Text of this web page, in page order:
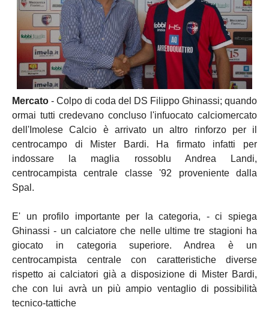
Mercato - Colpo di coda del DS Filippo Ghinassi; quando
ormai tutti credevano concluso l'infuocato calciomercato
dell'Imolese Calcio è arrivato un altro rinforzo per il
centrocampo di Mister Bardi. Ha firmato infatti per
indossare la maglia rossoblu Andrea Landi,
centrocampista centrale classe '92 proveniente dalla
Spal.
E' un profilo importante per la categoria, - ci spiega
Ghinassi - un calciatore che nelle ultime tre stagioni ha
giocato in categoria superiore. Andrea è un
centrocampista centrale con caratteristiche diverse
rispetto ai calciatori già a disposizione di Mister Bardi,
che con lui avrà un più ampio ventaglio di possibilità
tecnico-tattiche